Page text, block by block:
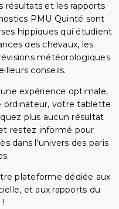
résultats et les rapports
PMU Quinté sont
hippiques qui étudient
des chevaux, les
météorologiques
conseils.
expérience optimale,
ordinateur, votre tablette
plus aucun résultat
restez informé pour
dans l'univers des paris
plateforme dédiée aux
et aux rapports du